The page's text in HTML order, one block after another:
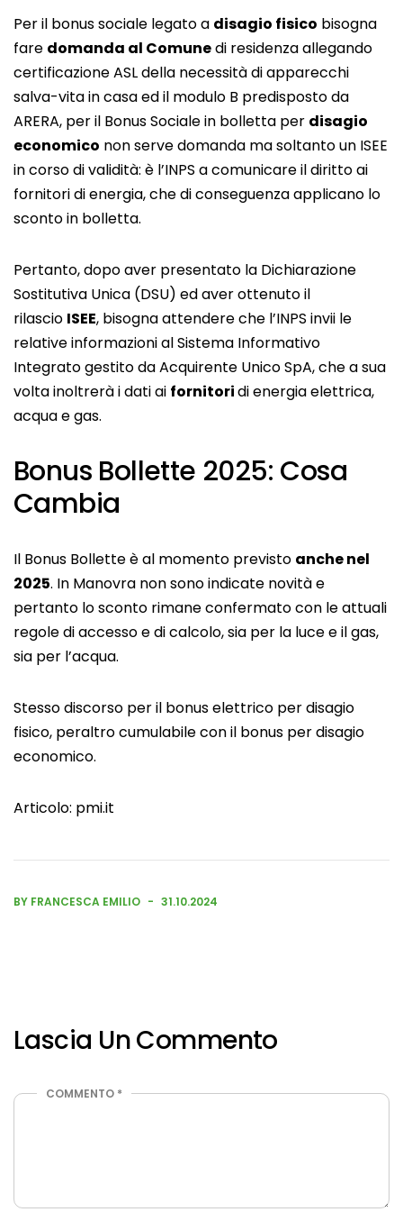
Per il bonus sociale legato a disagio fisico bisogna
fare domanda al Comunedi residenza allegando
certificazione ASL della necessità di apparecchi
salva-vita in casa ed il modulo B predisposto da
ARERA, per il Bonus Sociale in bolletta per disagio
economico non serve domanda ma soltanto un ISEE
in corso di validità: è l’INPS a comunicare il diritto ai
fornitori di energia, che di conseguenza applicano lo
sconto in bolletta.
Pertanto, dopo aver presentato la Dichiarazione
Sostitutiva Unica (DSU) ed aver ottenuto il
rilascio ISEE, bisogna attendere che l’INPS invii le
relative informazioni al Sistema Informativo
Integrato gestito da Acquirente Unico SpA, che a sua
volta inoltrerà i dati ai fornitoridi energia elettrica,
acqua e gas.
Bonus Bollette 2025: Cosa
Cambia
Il Bonus Bollette è al momento previsto anche nel
2025. In Manovra non sono indicate novità e
pertanto lo sconto rimane confermato con le attuali
regole di accesso e di calcolo, sia per la luce e il gas,
sia per l’acqua.
Stesso discorso per il bonus elettrico per disagio
fisico, peraltro cumulabile con il bonus per disagio
economico.
Articolo: pmi.it
BY FRANCESCA EMILIO 31.10.2024
Lascia Un Commento
COMMENTO *